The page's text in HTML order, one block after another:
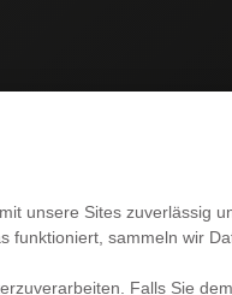
unsere Sites
sammeln wir
Falls Sie dem
RECHTLICHES